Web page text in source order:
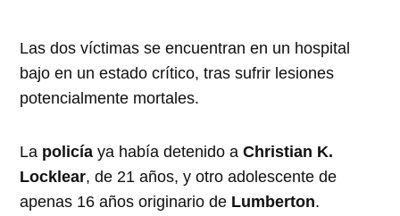
Las dos víctimas se encuentran en un hospital
bajo en un estado crítico, tras sufrir lesiones
potencialmente mortales.
La policía ya había detenido aChristian K.
Locklear, de 21 años, y otro adolescente de
apenas 16 años originario de Lumberton.